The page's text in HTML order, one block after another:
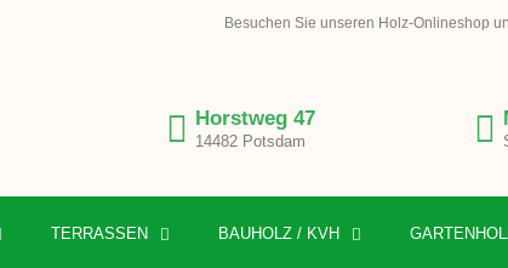
Besuchen Sie unseren Holz-Onlineshop
Horstweg 47
14482 Potsdam
TERRASSEN BAUHOLZ / KVH